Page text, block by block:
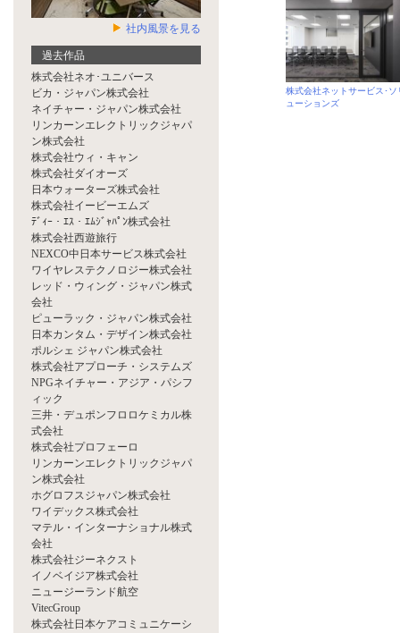
社内風景を見る
過去作品
株式会社ネオ･ユニバース
ビカ・ジャパン株式会社
ネイチャー・ジャパン株式会社
リンカーンエレクトリックジャパ
ン株式会社
株式会社ウィ・キャン
株式会社ダイオーズ
日本ウォーターズ株式会社
株式会社イービーエムズ
ﾃﾞｨｰ・ｴｽ・ｴﾑｼﾞｬﾊﾟﾝ株式会社
株式会社西遊旅行
NEXCO中日本サービス株式会社
ワイヤレステクノロジー株式会社
レッド・ウィング・ジャパン株式
会社
ピューラック・ジャパン株式会社
日本カンタム・デザイン株式会社
ポルシェ ジャパン株式会社
株式会社アプローチ・システムズ
NPGネイチャー・アジア・パシフ
ィック
三井・デュポンフロロケミカル株
式会社
株式会社プロフェーロ
リンカーンエレクトリックジャパ
ン株式会社
ホグロフスジャパン株式会社
ワイデックス株式会社
マテル・インターナショナル株式
会社
株式会社ジーネクスト
イノベイジア株式会社
ニュージーランド航空
VitecGroup
株式会社日本ケアコミュニケーシ
株式会社ネットサービス･ソ
ューションズ